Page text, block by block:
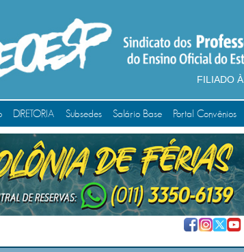
FILIADO À
DIRETORIA Subsedes Salário Base Portal Convênios